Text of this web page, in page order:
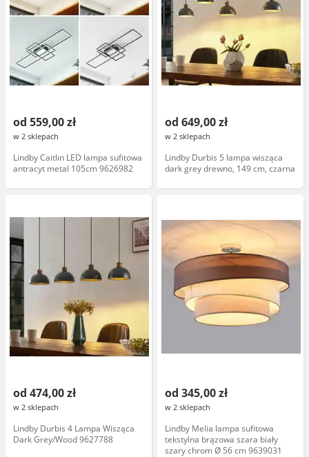
od 559,00 zł
w 2 sklepach
Lindby Caitlin LED lampa sufitowa
antracyt metal 105cm 9626982
od 649,00 zł
w 2 sklepach
Lindby Durbis 5 lampa wisząca
dark grey drewno, 149 cm, czarna
od 474,00 zł
w 2 sklepach
Lindby Durbis 4 Lampa Wisząca
Dark Grey/Wood 9627788
od 345,00 zł
w 2 sklepach
Lindby Melia lampa sufitowa
tekstylna brązowa szara biały
szary chrom Ø 56 cm 9639031